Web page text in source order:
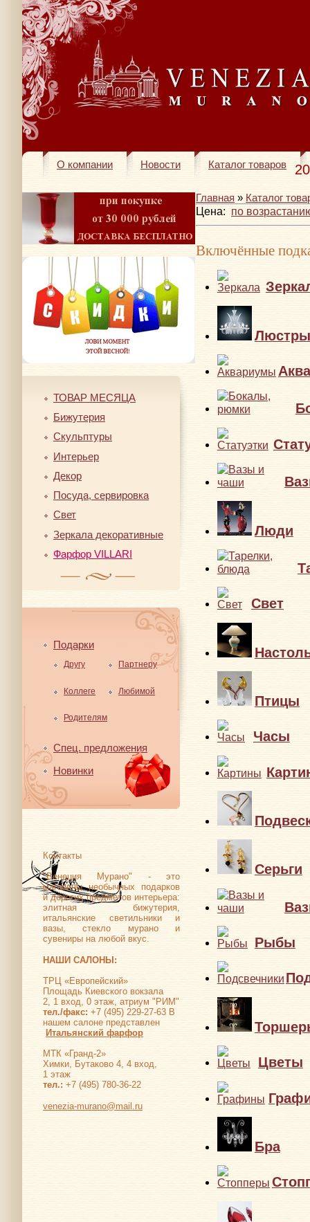
О компании Новости Каталог товаров
ТОВАР МЕСЯЦА
Бижутерия
Скульптуры
Интерьер
Декор
Посуда, сервировка
Свет
Зеркала декоративные
Фарфор VILLARI
Подарки
Другу Партнеру
Коллеге Любимой
Родителям
Спец. предложения
Новинки
Контакты
"Венеция Мурано" - это
магазины необычных подарков
и дорогих предметов интерьера:
элитная бижутерия,
итальянские светильники и
вазы, стекло мурано и
сувениры на любой вкус.
НАШИ САЛОНЫ:
ТРЦ «Европейский»
Площадь Киевского вокзала
2, 1 вход, 0 этаж, атриум "РИМ"
тел./факс: +7 (495) 229-27-63 В
нашем салоне представлен
Итальянский фарфор
МТК «Гранд-2»
Химки, Бутаково 4, 4 вход,
1 этаж
тел.: +7 (495) 780-36-22
venezia-murano@mail.ru
Главная » Каталог
Цена: по
Включённые
Люстры
Люди
Свет
Птицы
Часы
Серьги
Рыбы
Цветы
Бра